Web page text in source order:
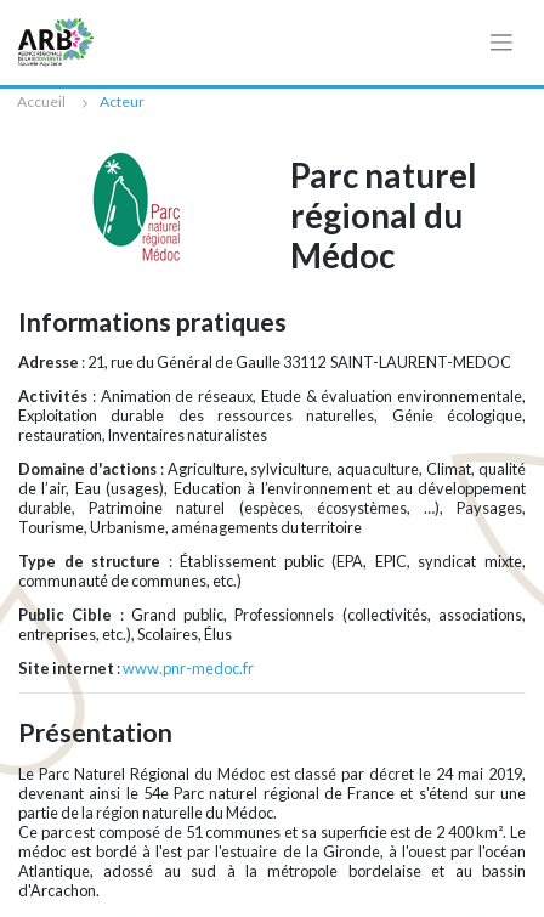
Accueil Acteur
Parc naturel
régional du
Médoc
Informations pratiques
Adresse : 21, rue du Général de Gaulle 33112 SAINT-LAURENT-MEDOC
Activités : Animation de réseaux, Etude & évaluation environnementale,
Exploitation durable des ressources naturelles, Génie écologique,
restauration, Inventaires naturalistes
Domaine d'actions: Agriculture, sylviculture, aquaculture, Climat, qualité
de l’air, Eau (usages), Education à l’environnement et au développement
durable, Patrimoine naturel (espèces, écosystèmes, …), Paysages,
Tourisme, Urbanisme, aménagements du territoire
Type de structure : Établissement public (EPA, EPIC, syndicat mixte,
communauté de communes, etc.)
Public Cible : Grand public, Professionnels (collectivités, associations,
entreprises, etc.), Scolaires, Élus
Site internet :www.pnr-medoc.fr
Présentation
Le Parc Naturel Régional du Médoc est classé par décret le 24 mai 2019,
devenant ainsi le 54e Parc naturel régional de France et s'étend sur une
partie de la région naturelle du Médoc.
Ce parc est composé de 51 communes et sa superficie est de 2 400 km². Le
médoc est bordé à l'est par l'estuaire de la Gironde, à l'ouest par l'océan
Atlantique, adossé au sud à la métropole bordelaise et au bassin
d'Arcachon.